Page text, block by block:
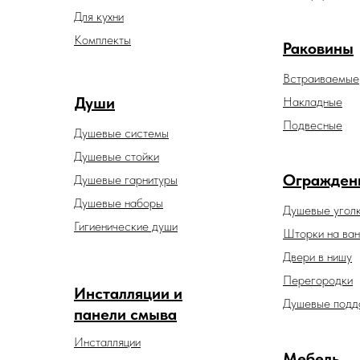
Души
Душевые гарнитуры
Душевые системы
Гигиенические души
Душевые наборы
Раковины
Встраиваемые
Накладные
Подвесные
Для кухни
Душевые
Шторки на
Двери в нишу
Перегородки
Душевые стойки
Душевые
Инсталляции и
панели смыва
Инсталляции
Комплекты